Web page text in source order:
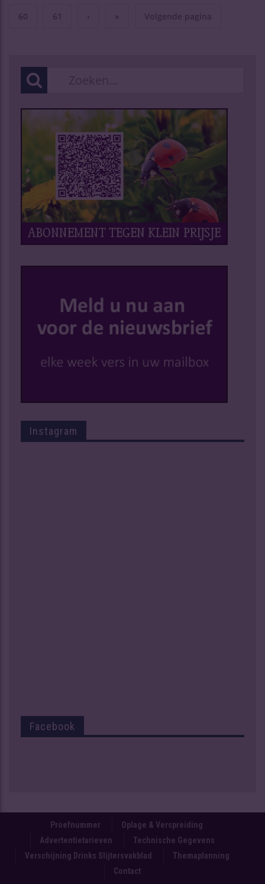
60 61 Volgende pagina
Instagram
Facebook
Proefnummer
Oplage & Verspreiding
Advertentietarieven
Technische Gegevens
Verschijning Drinks Slijtersvakblad
Themaplanning
Contact